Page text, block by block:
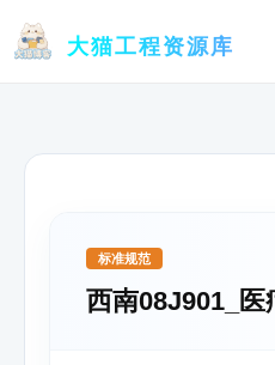
大猫工程资源库
标准规范
西南08J901_医